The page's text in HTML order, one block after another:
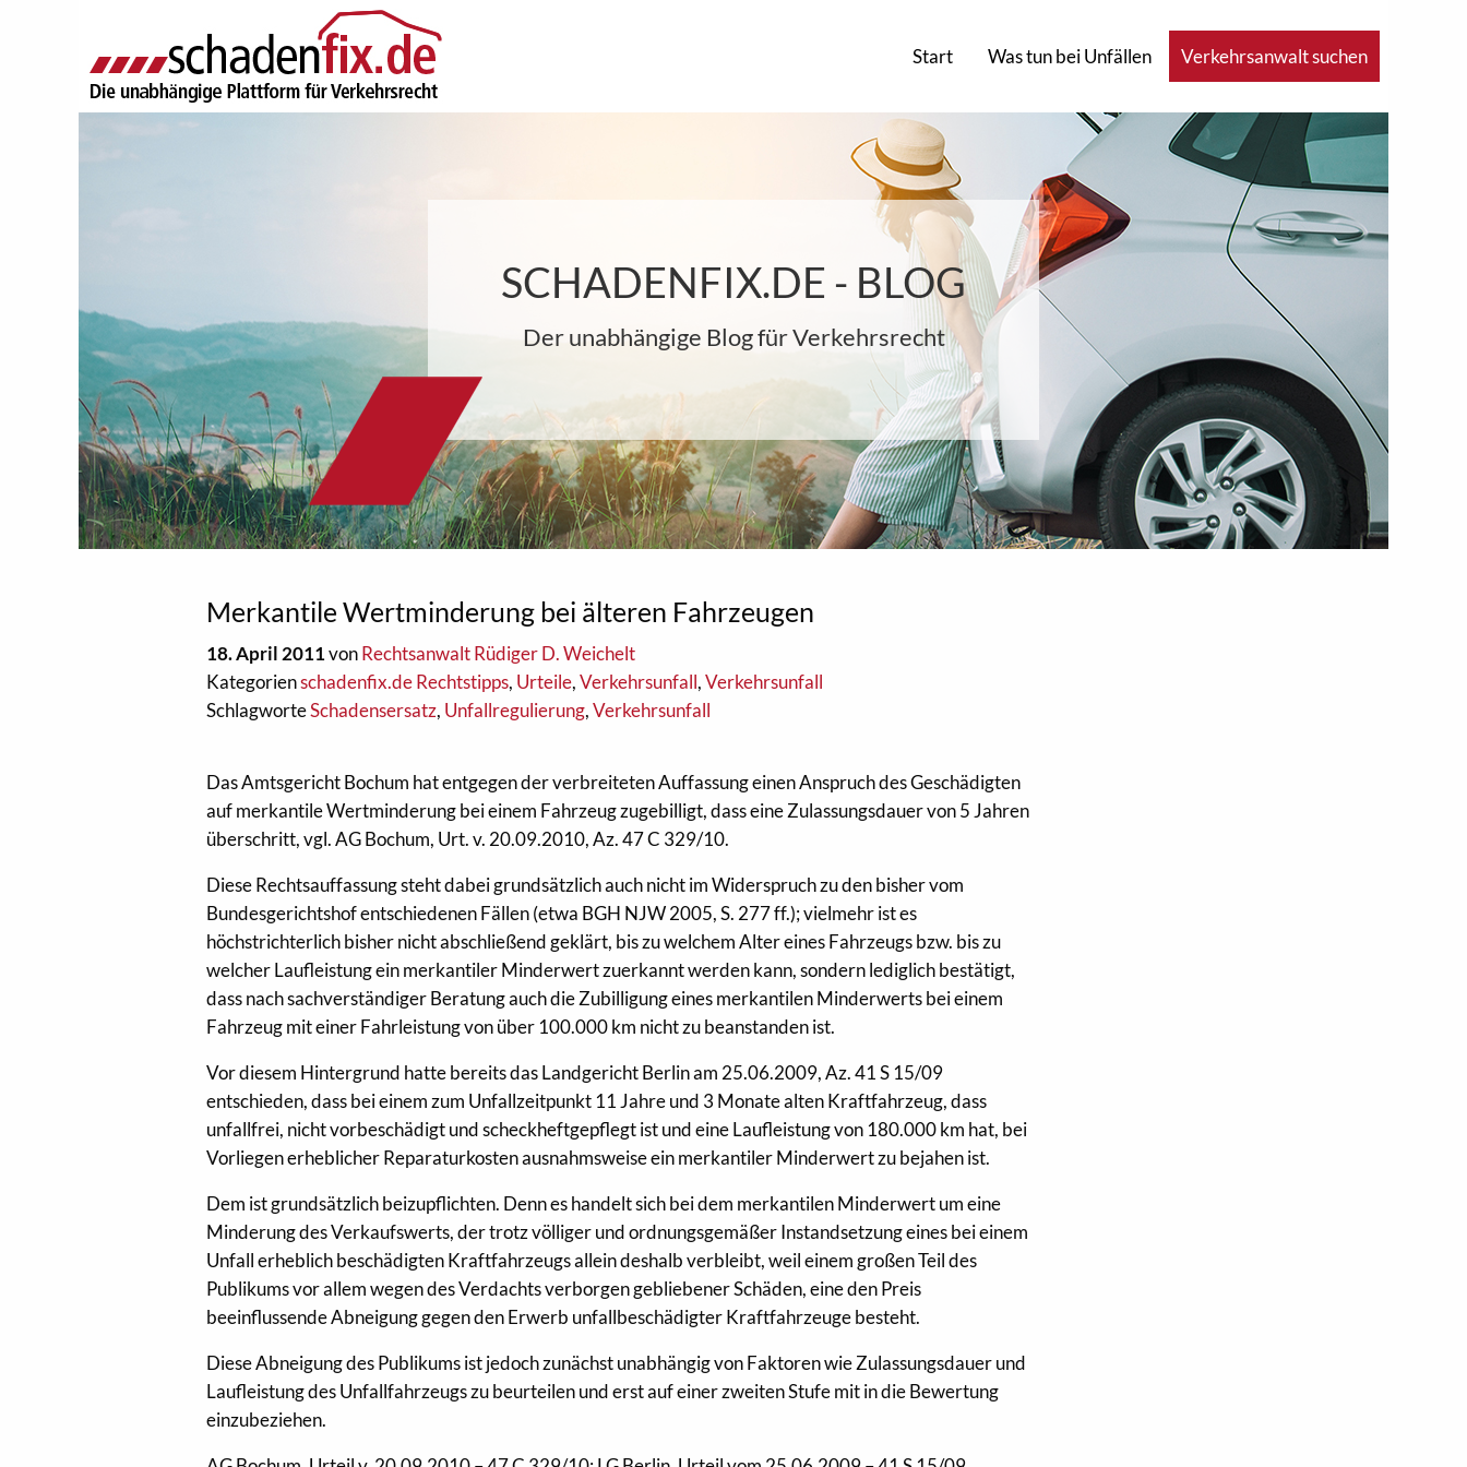
Start Was tun bei Unfällen Verkehrsanwalt suchen
SCHADENFIX.DE - BLOG
Der unabhängige Blog für Verkehrsrecht
Merkantile Wertminderung bei älteren Fahrzeugen
18. April 2011vonRechtsanwalt Rüdiger D. Weichelt
Kategorienschadenfix.de Rechtstipps, Urteile,Verkehrsunfall,Verkehrsunfall
SchlagworteSchadensersatz, Unfallregulierung,Verkehrsunfall
Das Amtsgericht Bochum hat entgegen der verbreiteten Auffassung einen Anspruch des Geschädigten
auf merkantile Wertminderung bei einem Fahrzeug zugebilligt, dass eine Zulassungsdauer von 5 Jahren
überschritt, vgl. AG Bochum, Urt. v. 20.09.2010, Az. 47 C 329/10.
Diese Rechtsauffassung steht dabei grundsätzlich auch nicht im Widerspruch zu den bisher vom
Bundesgerichtshof entschiedenen Fällen (etwa BGH NJW 2005, S. 277 ff.); vielmehr ist es
höchstrichterlich bisher nicht abschließend geklärt, bis zu welchem Alter eines Fahrzeugs bzw. bis zu
welcher Laufleistung ein merkantiler Minderwert zuerkannt werden kann, sondern lediglich bestätigt,
dass nach sachverständiger Beratung auch die Zubilligung eines merkantilen Minderwerts bei einem
Fahrzeug mit einer Fahrleistung von über 100.000 km nicht zu beanstanden ist.
Vor diesem Hintergrund hatte bereits das Landgericht Berlin am 25.06.2009, Az. 41 S 15/09
entschieden, dass bei einem zum Unfallzeitpunkt 11 Jahre und 3 Monate alten Kraftfahrzeug, dass
unfallfrei, nicht vorbeschädigt und scheckheftgepflegt ist und eine Laufleistung von 180.000 km hat, bei
Vorliegen erheblicher Reparaturkosten ausnahmsweise ein merkantiler Minderwert zu bejahen ist.
Dem ist grundsätzlich beizupflichten. Denn es handelt sich bei dem merkantilen Minderwert um eine
Minderung des Verkaufswerts, der trotz völliger und ordnungsgemäßer Instandsetzung eines bei einem
Unfall erheblich beschädigten Kraftfahrzeugs allein deshalb verbleibt, weil einem großen Teil des
Publikums vor allem wegen des Verdachts verborgen gebliebener Schäden, eine den Preis
beeinflussende Abneigung gegen den Erwerb unfallbeschädigter Kraftfahrzeuge besteht.
Diese Abneigung des Publikums ist jedoch zunächst unabhängig von Faktoren wie Zulassungsdauer und
Laufleistung des Unfallfahrzeugs zu beurteilen und erst auf einer zweiten Stufe mit in die Bewertung
einzubeziehen.